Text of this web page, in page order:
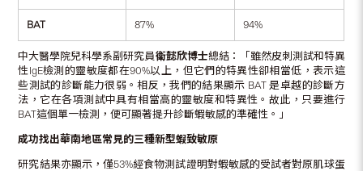
BAT 87% 94%
中大醫學院兒科學系副研究員衛懿欣博士總結：「雖然皮刺測試和特異
性IgE檢測的靈敏度都在90%以上，但它們的特異性卻相當低，表示這
些測試的診斷能力很弱。相反，我們的結果顯示 BAT 是卓越的診斷方
法，它在各項測試中具有相當高的靈敏度和特異性。故此，只要進行
BAT這個單一檢測，便可顯著提升診斷蝦敏感的準確性。」
成功找出華南地區常見的三種新型蝦致敏原
研究結果亦顯示，僅53%經食物測試證明對蝦敏感的受試者對原肌球蛋